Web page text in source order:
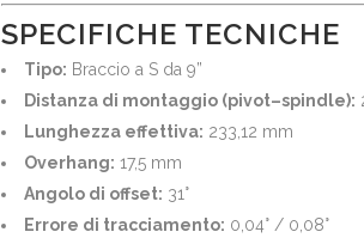
SPECIFICHE TECNICHE
Tipo: Braccio a S da 9”
Distanza di montaggio (pivot–spindle):
Lunghezza effettiva: 233,12 mm
Overhang: 17,5 mm
Angolo di offset: 31°
Errore di tracciamento: 0,04° / 0,08°